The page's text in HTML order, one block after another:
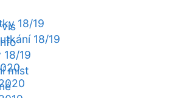
18/19
18/19
18/19
míst